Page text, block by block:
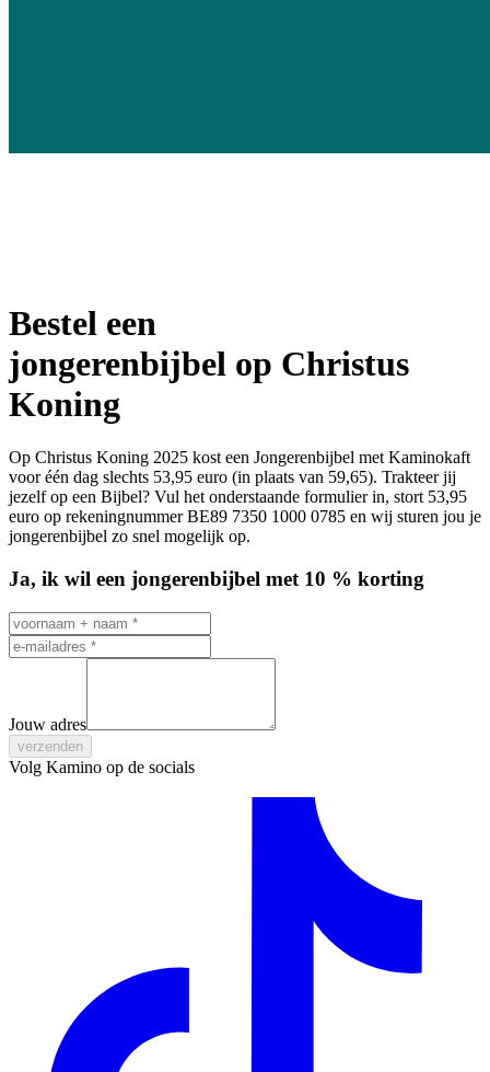
Bestel een
jongerenbijbel op Christus
Koning
Op Christus Koning 2025 kost een Jongerenbijbel met Kaminokaft
voor één dag slechts 53,95 euro (in plaats van 59,65). Trakteer jij
jezelf op een Bijbel? Vul het onderstaande formulier in, stort 53,95
euro op rekeningnummer BE89 7350 1000 0785 en wij sturen jou je
jongerenbijbel zo snel mogelijk op.
Ja, ik wil een jongerenbijbel met 10 % korting
Jouw adres
verzenden
Volg Kamino op de socials